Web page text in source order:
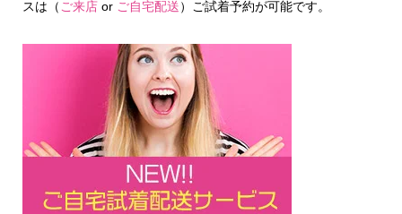
スは（ ご来店or ご自宅配送）ご試着予約が可能です。